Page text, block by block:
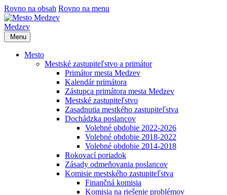
Rovno na obsah Rovno na menu
Medzev
Menu
Mesto
Mestské zastupiteľstvo a primátor
Primátor mesta Medzev
Kalendár primátora
Zástupca primátora mesta Medzev
Mestské zastupiteľstvo
Zasadnutia mestkého zastupiteľstva
Dochádzka poslancov
Volebné obdobie 2022-2026
Volebné obdobie 2018-2022
Volebné obdobie 2014-2018
Rokovací poriadok
Zásady odmeňovania poslancov
Komisie mestského zastupiteľstva
Finančná komisia
Komisia na riešenie problémov